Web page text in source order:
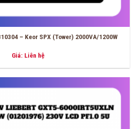
– Keor SPX (Tower) 2000VA/1200W
Giá: Liên hệ